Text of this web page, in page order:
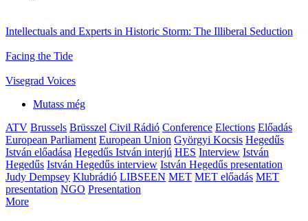
Intellectuals and Experts in Historic Storm: The Illiberal Seduction
Facing the Tide
Visegrad Voices
Mutass még
ATV Brussels Brüsszel Civil Rádió Conference Elections Előadás
European Parliament European Union Györgyi Kocsis Hegedűs
István előadása Hegedűs István interjú HES Interview István
Hegedűs István Hegedűs interview István Hegedűs presentation
Judy Dempsey Klubrádió LIBSEEN MET MET előadás MET
presentation NGO Presentation
More